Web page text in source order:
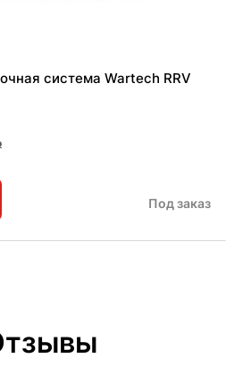
система Wartech RRV
Под заказ